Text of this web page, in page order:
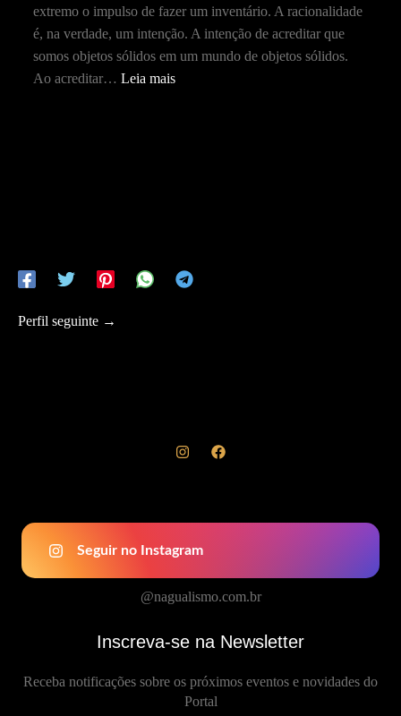
extremo o impulso de fazer um inventário. A racionalidade
é, na verdade, um intenção. A intenção de acreditar que
somos objetos sólidos em um mundo de objetos sólidos.
Ao acreditar… Leia mais
Perfil seguinte →
Seguir no Instagram
@nagualismo.com.br
Inscreva-se na Newsletter
Receba notificações sobre os próximos eventos e novidades do
Portal